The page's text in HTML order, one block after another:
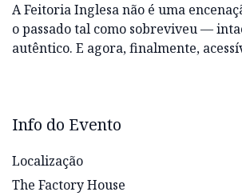
A Feitoria Inglesa não é uma
o passado tal como sobreviveu —
autêntico. E agora, finalmente,
Info do Evento
Localização
The Factory House